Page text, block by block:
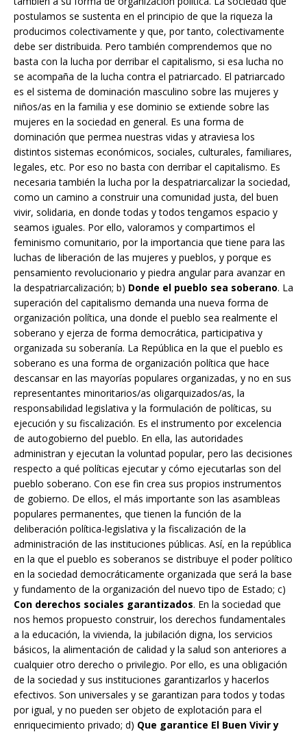
postulamos se sustenta en el principio de que la riqueza la
producimos colectivamente y que, por tanto, colectivamente
debe ser distribuida. Pero también comprendemos que no
basta con la lucha por derribar el capitalismo, si esa lucha no
se acompaña de la lucha contra el patriarcado. El patriarcado
es el sistema de dominación masculino sobre las mujeres y
niños/as en la familia y ese dominio se extiende sobre las
mujeres en la sociedad en general. Es una forma de
dominación que permea nuestras vidas y atraviesa los
distintos sistemas económicos, sociales, culturales, familiares,
legales, etc. Por eso no basta con derribar el capitalismo. Es
necesaria también la lucha por la despatriarcalizar la sociedad,
como un camino a construir una comunidad justa, del buen
vivir, solidaria, en donde todas y todos tengamos espacio y
seamos iguales. Por ello, valoramos y compartimos el
feminismo comunitario, por la importancia que tiene para las
luchas de liberación de las mujeres y pueblos, y porque es
pensamiento revolucionario y piedra angular para avanzar en
la despatriarcalización; b) Donde el pueblo sea soberano. La
superación del capitalismo demanda una nueva forma de
organización política, una donde el pueblo sea realmente el
soberano y ejerza de forma democrática, participativa y
organizada su soberanía. La República en la que el pueblo es
soberano es una forma de organización política que hace
descansar en las mayorías populares organizadas, y no en sus
representantes minoritarios/as oligarquizados/as, la
responsabilidad legislativa y la formulación de políticas, su
ejecución y su fiscalización. Es el instrumento por excelencia
de autogobierno del pueblo. En ella, las autoridades
administran y ejecutan la voluntad popular, pero las decisiones
respecto a qué políticas ejecutar y cómo ejecutarlas son del
pueblo soberano. Con ese fin crea sus propios instrumentos
de gobierno. De ellos, el más importante son las asambleas
populares permanentes, que tienen la función de la
deliberación política-legislativa y la fiscalización de la
administración de las instituciones públicas. Así, en la república
en la que el pueblo es soberanos se distribuye el poder político
en la sociedad democráticamente organizada que será la base
y fundamento de la organización del nuevo tipo de Estado; c)
Con derechos sociales garantizados. En la sociedad que
nos hemos propuesto construir, los derechos fundamentales
a la educación, la vivienda, la jubilación digna, los servicios
básicos, la alimentación de calidad y la salud son anteriores a
cualquier otro derecho o privilegio. Por ello, es una obligación
de la sociedad y sus instituciones garantizarlos y hacerlos
efectivos. Son universales y se garantizan para todos y todas
por igual, y no pueden ser objeto de explotación para el
enriquecimiento privado; d) Que garantice El Buen Vivir y